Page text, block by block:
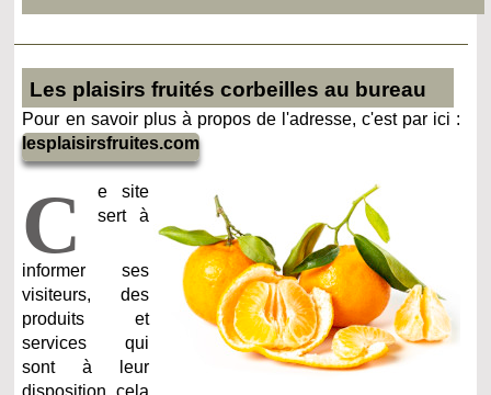
Les plaisirs fruités corbeilles au bureau
Pour en savoir plus à propos de l'adresse, c'est par ici :
lesplaisirsfruites.com
C
e site
sert à
informer ses
visiteurs, des
produits et
services qui
sont à leur
disposition, cela